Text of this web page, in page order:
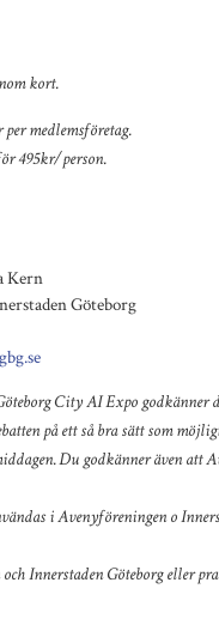
kort.
medlemsföretag.
495kr/person.
Kern
Göteborg
City AI Expo godkänner
på ett så bra sätt som
Du godkänner även att
i Avenyföreningen o
Innerstaden Göteborg eller